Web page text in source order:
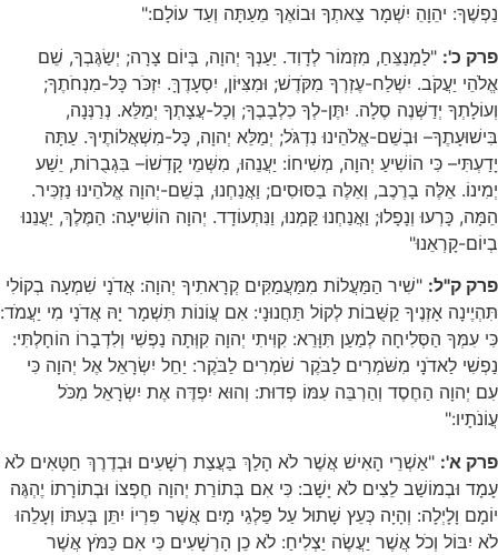
נַפְשֶׁךָ: יהֵוָהֵ יִשְׁמָר צֵאתְךָ וּבוֹאֶךָ מֵעַתָּה וְעַד עוֹלָם:"
פרק כ': "לַמְנַצֵּחַ, מִזְמוֹר לְדָוִד. יַעַנְךָ יְהוָה, בְּיוֹם צָרָה; יְשַׂגֶּבְךָ, שֵׁם
אֱלֹהֵי יַעֲקֹב. יִשְׁלַח-עֶזְרְךָ מִקֹּדֶשׁ; וּמִצִּיּוֹן, יִסְעָדֶךָּ. יִזְכֹּר כָּל-מִנְחֹתֶךָ;
וְעוֹלָתְךָ יְדַשְּׁנֶה סֶלָה. יִתֶּן-לְךָ כִלְבָבֶךָ; וְכָל-עֲצָתְךָ יְמַלֵּא. נְרַנְּנָה,
בִּישׁוּעָתֶךָ– וּבְשֵׁם-אֱלֹהֵינוּ נִדְגֹּל; יְמַלֵּא יְהוָה, כָּל-מִשְׁאֲלוֹתֶיךָ. עַתָּה
יָדַעְתִּי– כִּי הוֹשִׁיעַ יְהוָה, מְשִׁיחוֹ: יַעֲנֵהוּ, מִשְּׁמֵי קָדְשׁוֹ– בִּגְבֻרוֹת, יֵשַׁע
יְמִינוֹ. אֵלֶּה בָרֶכֶב, וְאֵלֶּה בַסּוּסִים; וַאֲנַחְנוּ, בְּשֵׁם-יְהוָה אֱלֹהֵינוּ נַזְכִּיר.
הֵמָּה, כָּרְעוּ וְנָפָלוּ; וַאֲנַחְנוּ קַּמְנוּ, וַנִּתְעוֹדָד. יְהוָה הוֹשִׁיעָה: הַמֶּלֶךְ, יַעֲנֵנוּ
בְיוֹם-קָרְאֵנוּ"
פרק ק"ל: "שִׁיר הַמַּעֲלוֹת מִמַּעֲמַקִּים קְרָאתִיךָ יְהוָה: אֲדֹנָי שִׁמְעָה בְקוֹלִי
תִּהְיֶינָה אָזְנֶיךָ קַשֻּׁבוֹת לְקוֹל תַּחֲנוּנָי: אִם עֲוֹנוֹת תִּשְׁמָר יָהּ אֲדֹנָי מִי יַעֲמֹד:
כִּי עִמְּךָ הַסְּלִיחָה לְמַעַן תִּוָּרֵא: קִוִּיתִי יְהוָה קִוְּתָה נַפְשִׁי וְלִדְבָרוֹ הוֹחָלְתִּי:
נַפְשִׁי לַאדֹנָי מִשֹּׁמְרִים לַבֹּקֶר שֹׁמְרִים לַבֹּקֶר: יַחֵל יִשְׂרָאֵל אֶל יְהוָה כִּי
עִם יְהוָה הַחֶסֶד וְהַרְבֵּה עִמּוֹ פְדוּת: וְהוּא יִפְדֶּה אֶת יִשְׂרָאֵל מִכֹּל
עֲוֹנֹתָיו:"
פרק א': "אַשְׁרֵי הָאִישׁ אֲשֶׁר לֹא הָלַךְ בַּעֲצַת רְשָׁעִים וּבְדֶרֶךְ חַטָּאִים לֹא
עָמָד וּבְמוֹשַׁב לֵצִים לֹא יָשָׁב: כִּי אִם בְּתוֹרַת יְהוָה חֶפְצוֹ וּבְתוֹרָתוֹ יֶהְגֶּה
יוֹמָם וָלָיְלָה: וְהָיָה כְּעֵץ שָׁתוּל עַל פַּלְגֵי מָיִם אֲשֶׁר פִּרְיוֹ יִתֵּן בְּעִתּוֹ וְעָלֵהוּ
לֹא יִבּוֹל וְכֹל אֲשֶׁר יַעֲשֶׂה יַצְלִיחַ: לֹא כֵן הָרְשָׁעִים כִּי אִם כַּמֹּץ אֲשֶׁר